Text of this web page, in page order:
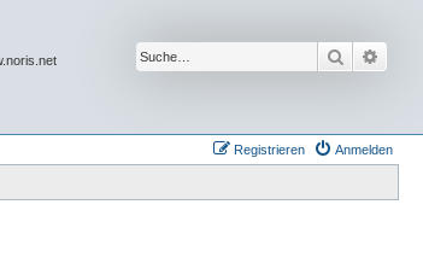
Suche
Anmelden
Registrieren